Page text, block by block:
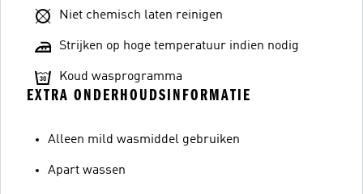
Niet chemisch laten reinigen
Strijken op hoge temperatuur indien nodig
Koud wasprogramma
EXTRA ONDERHOUDSINFORMATIE
Alleen mild wasmiddel gebruiken
Apart wassen